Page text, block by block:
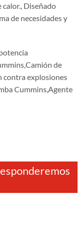
Diseñado
de necesidades y
de
contra explosiones
Cummins,Agente